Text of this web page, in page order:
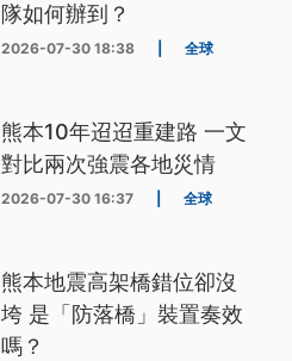
隊如何辦到？
2026-07-30 18:38 全球
熊本10年迢迢重建路 一文
對比兩次強震各地災情
2026-07-30 16:37 全球
熊本地震高架橋錯位卻沒
垮 是「防落橋」裝置奏效
嗎？